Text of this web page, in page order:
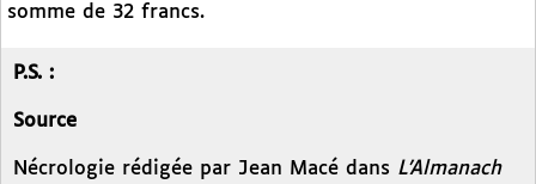
somme de 32 francs.
P.S. :
Source
Nécrologie rédigée par Jean Macé dans L’Almanach